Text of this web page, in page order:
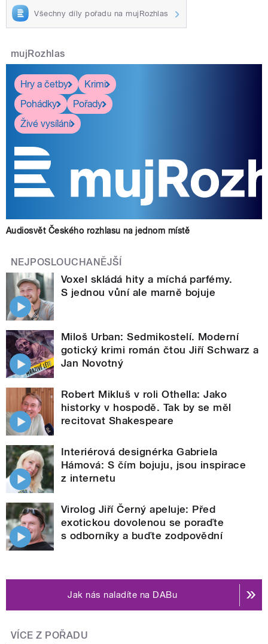
Všechny díly pořadu na mujRozhlas
mujRozhlas
Hry a četby
Krimi
Pohádky
Pořady
Živé vysílání
Audiosvět Českého rozhlasu na jednom místě
NEJPOSLOUCHANĚJŠÍ
Voxel skládá hity a míchá parfémy.
S jednou vůní ale marně bojuje
Miloš Urban: Sedmikostelí. Moderní
gotický krimi román čtou Jiří Schwarz a
Jan Novotný
Robert Mikluš v roli Othella: Jako
historky v hospodě. Tak by se měl
recitovat Shakespeare
Interiérová designérka Gabriela
Hámová: S čím bojuju, jsou inspirace
z internetu
Virolog Jiří Černý apeluje: Před
exotickou dovolenou se poraďte
s odborníky a buďte zodpovědní
Jak nás naladíte na DABu
VÍCE Z POŘADU